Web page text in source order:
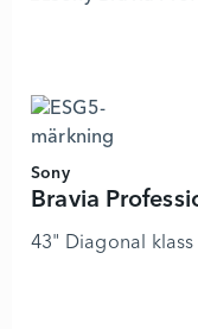
Sony
Bravia
43" Diagonal